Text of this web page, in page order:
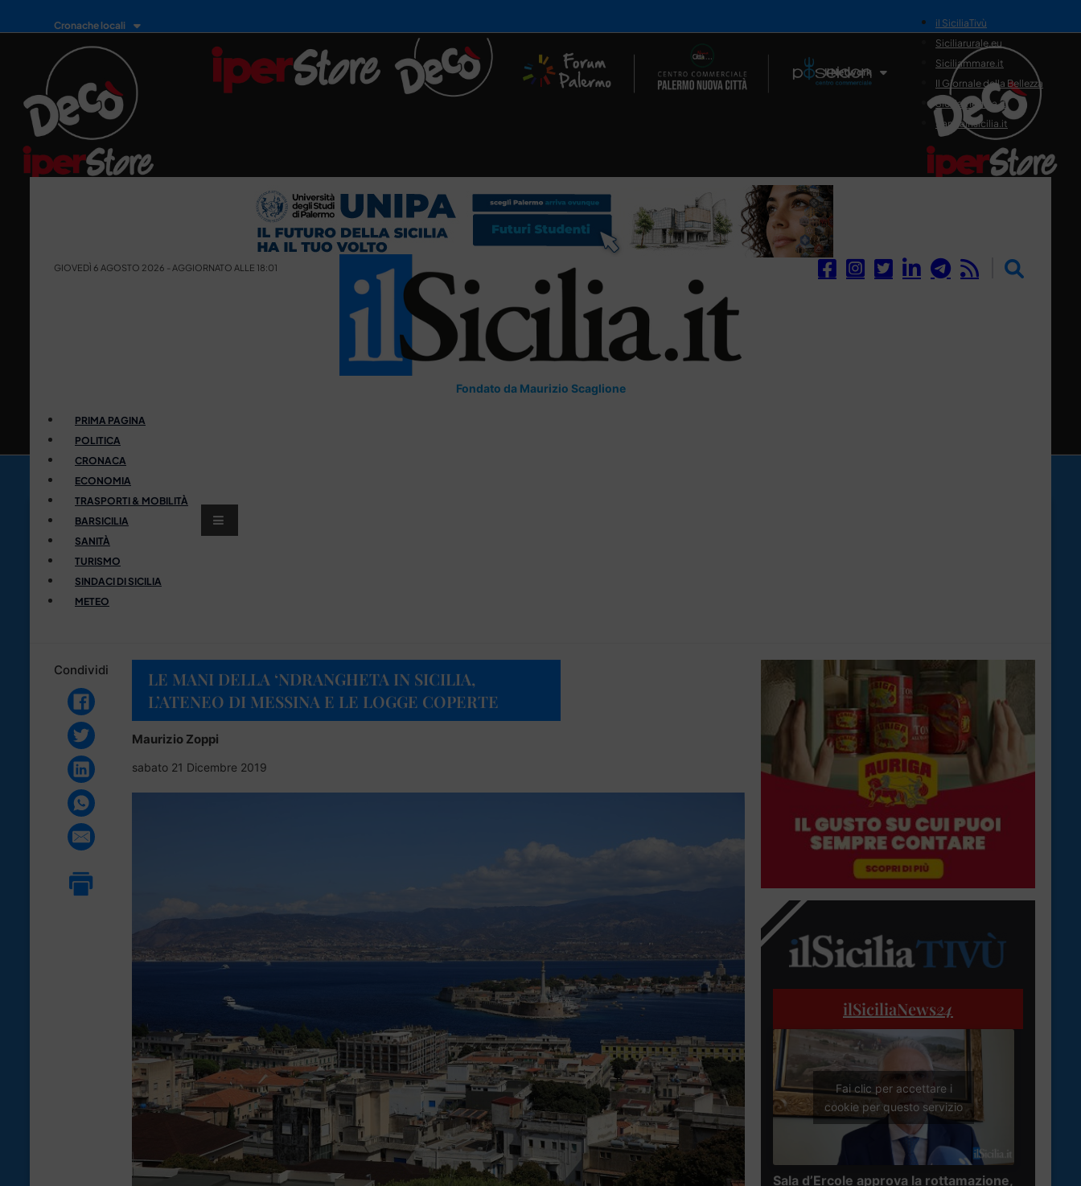
Cronache locali
Il Network
il SiciliaTivù
Siciliarurale.eu
Siciliammare.it
Il Giornale della Bellezza
Siciliamedica.it
Sanitainsicilia.it
GIOVEDÌ 6 AGOSTO 2026 - AGGIORNATO ALLE 18:01
Fondato da Maurizio Scaglione
PRIMA PAGINA
POLITICA
CRONACA
ECONOMIA
TRASPORTI & MOBILITÀ
BARSICILIA
SANITÀ
TURISMO
SINDACI DI SICILIA
METEO
Condividi
LE MANI DELLA ‘NDRANGHETA IN SICILIA,
L’ATENEO DI MESSINA E LE LOGGE COPERTE
Maurizio Zoppi
sabato 21 Dicembre 2019
ilSiciliaNews24
Fai clic per accettare i
cookie per questo servizio
Sala d’Ercole approva la rottamazione,